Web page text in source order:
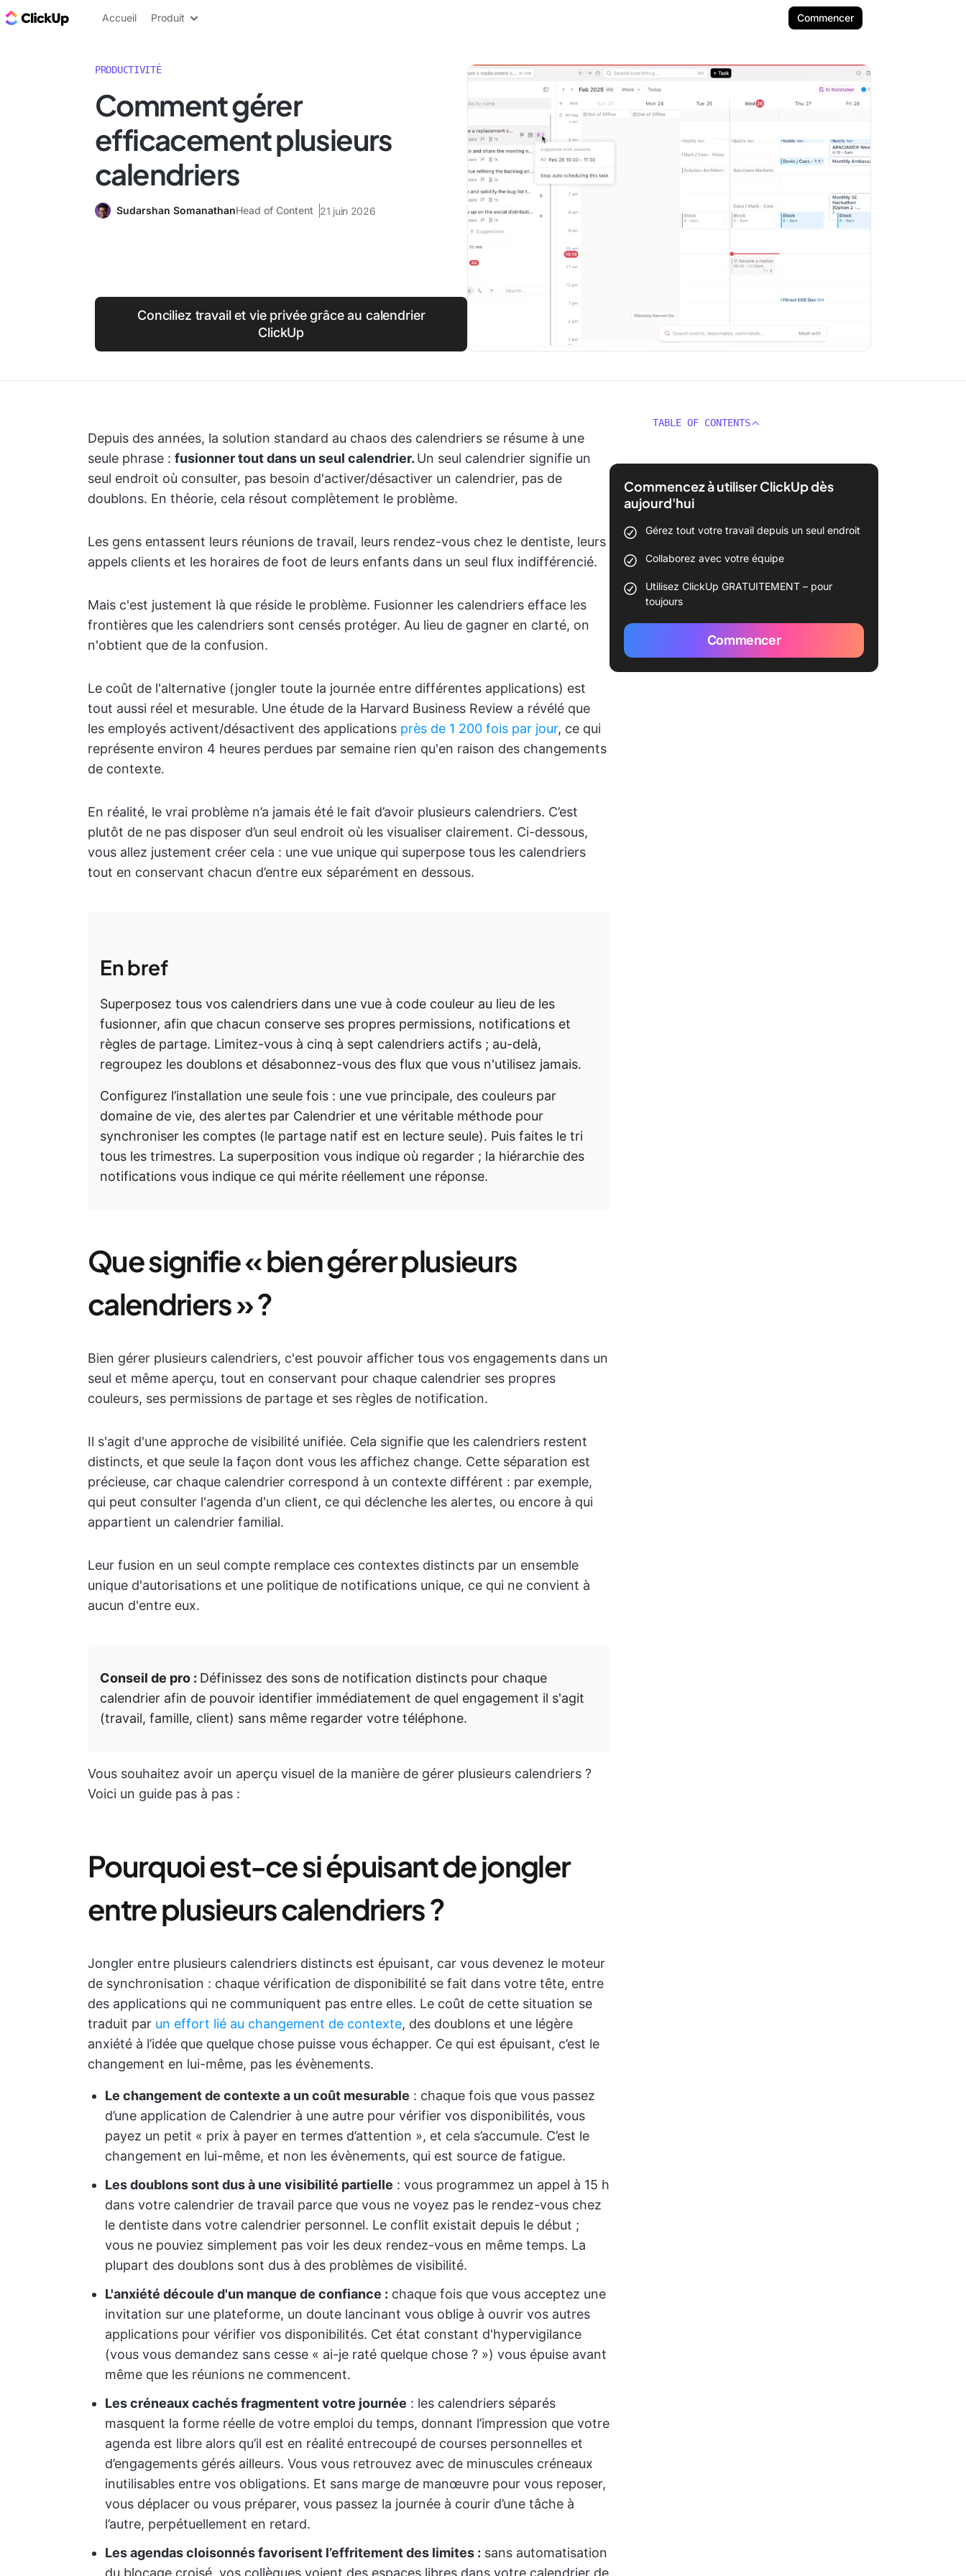
ClickUp Blog
Accueil Produit Commencer
PRODUCTIVITÉ
Comment gérer
efficacement plusieurs
calendriers
Sudarshan SomanathanHead of Content 21 juin 2026
Conciliez travail et vie privée grâce au calendrier
ClickUp
Depuis des années, la solution standard au chaos des calendriers se résume à une
seule phrase : fusionner tout dans un seul calendrier. Un seul calendrier signifie un
seul endroit où consulter, pas besoin d'activer/désactiver un calendrier, pas de
doublons. En théorie, cela résout complètement le problème.
Les gens entassent leurs réunions de travail, leurs rendez-vous chez le dentiste, leurs
appels clients et les horaires de foot de leurs enfants dans un seul flux indifférencié.
Mais c'est justement là que réside le problème. Fusionner les calendriers efface les
frontières que les calendriers sont censés protéger. Au lieu de gagner en clarté, on
n'obtient que de la confusion.
Le coût de l'alternative (jongler toute la journée entre différentes applications) est
tout aussi réel et mesurable. Une étude de la Harvard Business Review a révélé que
les employés activent/désactivent des applications près de 1 200 fois par jour, ce qui
représente environ 4 heures perdues par semaine rien qu'en raison des changements
de contexte.
En réalité, le vrai problème n’a jamais été le fait d’avoir plusieurs calendriers. C’est
plutôt de ne pas disposer d’un seul endroit où les visualiser clairement. Ci-dessous,
vous allez justement créer cela : une vue unique qui superpose tous les calendriers
tout en conservant chacun d’entre eux séparément en dessous.
En bref
Superposez tous vos calendriers dans une vue à code couleur au lieu de les
fusionner, afin que chacun conserve ses propres permissions, notifications et
règles de partage. Limitez-vous à cinq à sept calendriers actifs ; au-delà,
regroupez les doublons et désabonnez-vous des flux que vous n'utilisez jamais.
Configurez l’installation une seule fois : une vue principale, des couleurs par
domaine de vie, des alertes par Calendrier et une véritable méthode pour
synchroniser les comptes (le partage natif est en lecture seule). Puis faites le tri
tous les trimestres. La superposition vous indique où regarder ; la hiérarchie des
notifications vous indique ce qui mérite réellement une réponse.
Que signifie « bien gérer plusieurs
calendriers » ?
Bien gérer plusieurs calendriers, c'est pouvoir afficher tous vos engagements dans un
seul et même aperçu, tout en conservant pour chaque calendrier ses propres
couleurs, ses permissions de partage et ses règles de notification.
Il s'agit d'une approche de visibilité unifiée. Cela signifie que les calendriers restent
distincts, et que seule la façon dont vous les affichez change. Cette séparation est
précieuse, car chaque calendrier correspond à un contexte différent : par exemple,
qui peut consulter l'agenda d'un client, ce qui déclenche les alertes, ou encore à qui
appartient un calendrier familial.
Leur fusion en un seul compte remplace ces contextes distincts par un ensemble
unique d'autorisations et une politique de notifications unique, ce qui ne convient à
aucun d'entre eux.
Conseil de pro : Définissez des sons de notification distincts pour chaque
calendrier afin de pouvoir identifier immédiatement de quel engagement il s'agit
(travail, famille, client) sans même regarder votre téléphone.
Vous souhaitez avoir un aperçu visuel de la manière de gérer plusieurs calendriers ?
Voici un guide pas à pas :
Pourquoi est-ce si épuisant de jongler
entre plusieurs calendriers ?
Jongler entre plusieurs calendriers distincts est épuisant, car vous devenez le moteur
de synchronisation : chaque vérification de disponibilité se fait dans votre tête, entre
des applications qui ne communiquent pas entre elles. Le coût de cette situation se
traduit par un effort lié au changement de contexte, des doublons et une légère
anxiété à l’idée que quelque chose puisse vous échapper. Ce qui est épuisant, c’est le
changement en lui-même, pas les évènements.
Le changement de contexte a un coût mesurable : chaque fois que vous passez
d’une application de Calendrier à une autre pour vérifier vos disponibilités, vous
payez un petit « prix à payer en termes d’attention », et cela s’accumule. C’est le
changement en lui-même, et non les évènements, qui est source de fatigue.
Les doublons sont dus à une visibilité partielle : vous programmez un appel à 15 h
dans votre calendrier de travail parce que vous ne voyez pas le rendez-vous chez
le dentiste dans votre calendrier personnel. Le conflit existait depuis le début ;
vous ne pouviez simplement pas voir les deux rendez-vous en même temps. La
plupart des doublons sont dus à des problèmes de visibilité.
L'anxiété découle d'un manque de confiance : chaque fois que vous acceptez une
invitation sur une plateforme, un doute lancinant vous oblige à ouvrir vos autres
applications pour vérifier vos disponibilités. Cet état constant d'hypervigilance
(vous vous demandez sans cesse « ai-je raté quelque chose ? ») vous épuise avant
même que les réunions ne commencent.
Les créneaux cachés fragmentent votre journée : les calendriers séparés
masquent la forme réelle de votre emploi du temps, donnant l’impression que votre
agenda est libre alors qu’il est en réalité entrecoupé de courses personnelles et
d’engagements gérés ailleurs. Vous vous retrouvez avec de minuscules créneaux
inutilisables entre vos obligations. Et sans marge de manœuvre pour vous reposer,
vous déplacer ou vous préparer, vous passez la journée à courir d’une tâche à
l’autre, perpétuellement en retard.
Les agendas cloisonnés favorisent l’effritement des limites : sans automatisation
du blocage croisé, vos collègues voient des espaces libres dans votre calendrier de
TABLE OF CONTENTS
Commencez à utiliser ClickUp dès
aujourd'hui
Gérez tout votre travail depuis un seul endroit
Collaborez avec votre équipe
Utilisez ClickUp GRATUITEMENT – pour
toujours
Commencer